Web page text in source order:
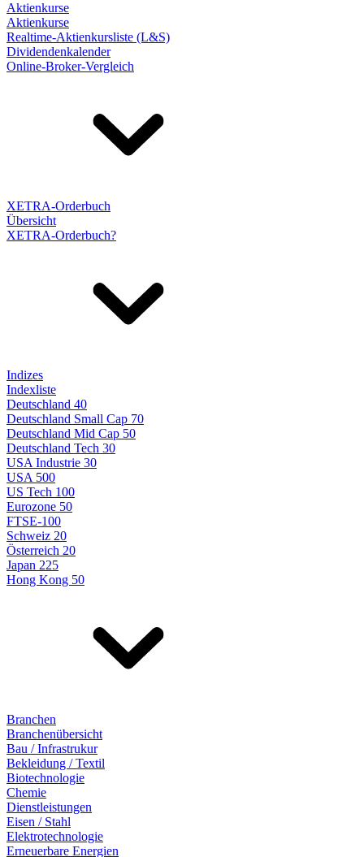
Aktienkurse
Aktienkurse
Realtime-Aktienkursliste (L&S)
Dividendenkalender
Online-Broker-Vergleich
XETRA-Orderbuch
Übersicht
XETRA-Orderbuch?
Indizes
Indexliste
Deutschland 40
Deutschland Small Cap 70
Deutschland Mid Cap 50
Deutschland Tech 30
USA Industrie 30
USA 500
US Tech 100
Eurozone 50
FTSE-100
Schweiz 20
Österreich 20
Japan 225
Hong Kong 50
Branchen
Branchenübersicht
Bau / Infrastrukur
Bekleidung / Textil
Biotechnologie
Chemie
Dienstleistungen
Eisen / Stahl
Elektrotechnologie
Erneuerbare Energien